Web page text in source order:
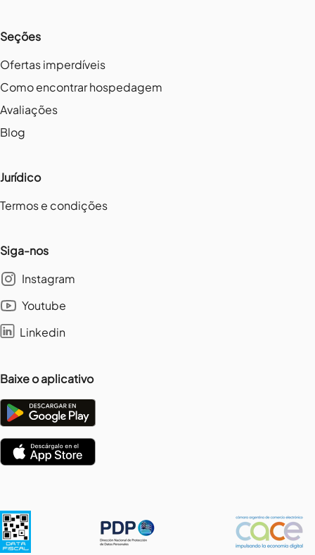
Seções
Ofertas imperdíveis
Como encontrar hospedagem
Avaliações
Blog
Jurídico
Termos e condições
Siga-nos
Instagram
Youtube
Linkedin
Baixe o aplicativo